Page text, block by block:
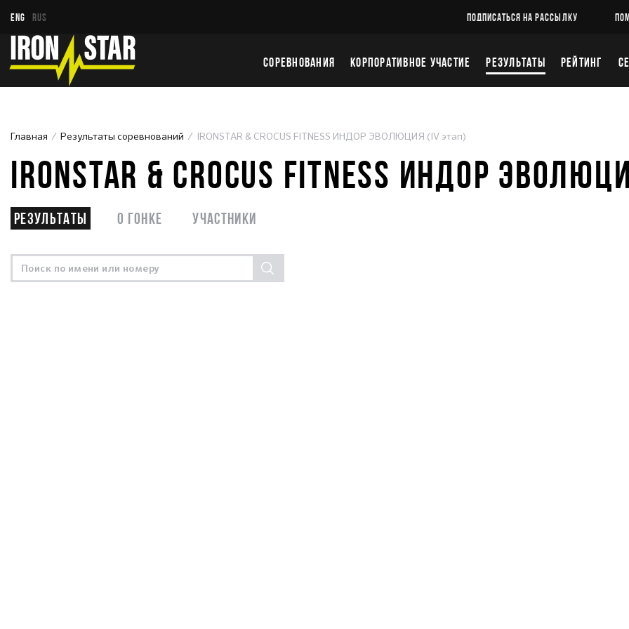
ENG RUS ПОДПИСАТЬСЯ НА РАССЫЛКУ
СОРЕВНОВАНИЯ КОРПОРАТИВНОЕ УЧАСТИЕ РЕЗУЛЬТАТЫ РЕЙТИНГ
Главная Результаты соревнований IRONSTAR & CROCUS FITNESS ИНДОР ЭВОЛЮЦИЯ (IV этап)
IRONSTAR & CROCUS FITNESS ИНДОР
Результаты О гонке Участники